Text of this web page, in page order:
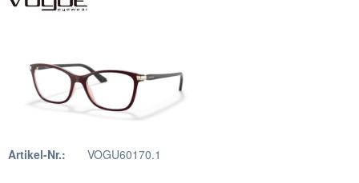
Artikel-Nr.: VOGU60170.1